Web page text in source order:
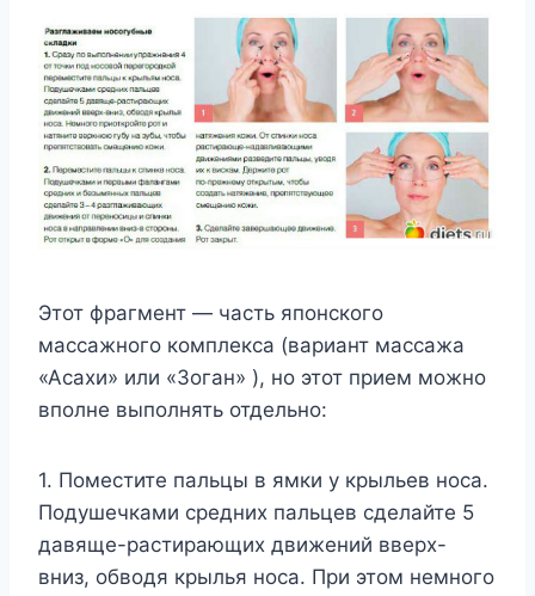
Этот фрагмент — часть японского
массажного комплекса (вариант массажа
«Асахи» или «Зоган» ), но этот прием можно
вполне выполнять отдельно:
1. Поместите пальцы в ямки у крыльев носа.
Подушечками средних пальцев сделайте 5
давяще-растирающих движений вверх-
вниз, обводя крылья носа. При этом немного